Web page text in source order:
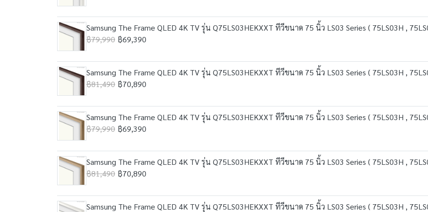
Samsung The Frame QLED 4K TV รุ่น Q75LS03HEKXXT ทีวีขนาด 75 นิ้ว LS03 Series ( 75LS03H ,
฿79,990 ฿69,390
Samsung The Frame QLED 4K TV รุ่น Q75LS03HEKXXT ทีวีขนาด 75 นิ้ว LS03 Series ( 75LS03H ,
฿81,490 ฿70,890
Samsung The Frame QLED 4K TV รุ่น Q75LS03HEKXXT ทีวีขนาด 75 นิ้ว LS03 Series ( 75LS03H ,
฿79,990 ฿69,390
Samsung The Frame QLED 4K TV รุ่น Q75LS03HEKXXT ทีวีขนาด 75 นิ้ว LS03 Series ( 75LS03H ,
฿81,490 ฿70,890
Samsung The Frame QLED 4K TV รุ่น Q75LS03HEKXXT ทีวีขนาด 75 นิ้ว LS03 Series ( 75LS03H ,